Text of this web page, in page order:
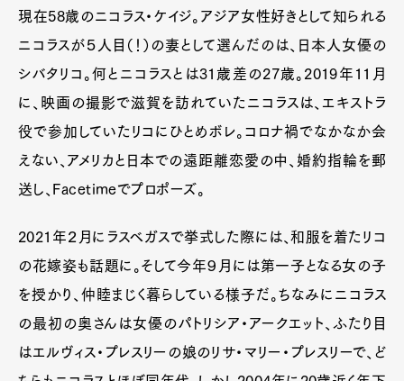
現在58歳のニコラス・ケイジ。アジア女性好きとして知られる
ニコラスが５人目（！）の妻として選んだのは、日本人女優の
シバタリコ。何とニコラスとは31歳差の27歳。2019年11月
に、映画の撮影で滋賀を訪れていたニコラスは、エキストラ
役で参加していたリコにひとめボレ。コロナ禍でなかなか会
えない、アメリカと日本での遠距離恋愛の中、婚約指輪を郵
送し、Facetimeでプロポーズ。
2021年２月にラスベガスで挙式した際には、和服を着たリコ
の花嫁姿も話題に。そして今年９月には第一子となる女の子
を授かり、仲睦まじく暮らしている様子だ。ちなみにニコラス
の最初の奥さんは女優のパトリシア・アークエット、ふたり目
はエルヴィス・プレスリーの娘のリサ・マリー・プレスリーで、ど